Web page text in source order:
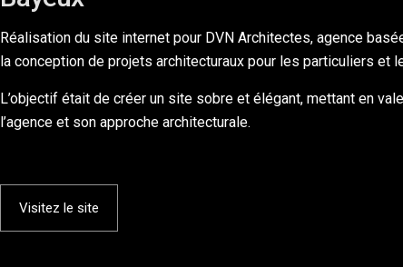
Réalisation du site internet pour DVN Architectes, agence
la conception de projets architecturaux pour les particuliers et
L’objectif était de créer un site sobre et élégant, mettant en
l’agence et son approche architecturale.
Visitez le site